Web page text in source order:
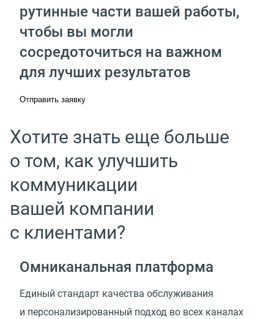
рутинные части вашей работы,
чтобы вы могли
сосредоточиться на важном
для лучших результатов
Отправить заявку
Хотите знать еще больше
о том, как улучшить
коммуникации
вашей компании
с клиентами?
Омниканальная платформа
Единый стандарт качества обслуживания
и персонализированный подход во всех каналах